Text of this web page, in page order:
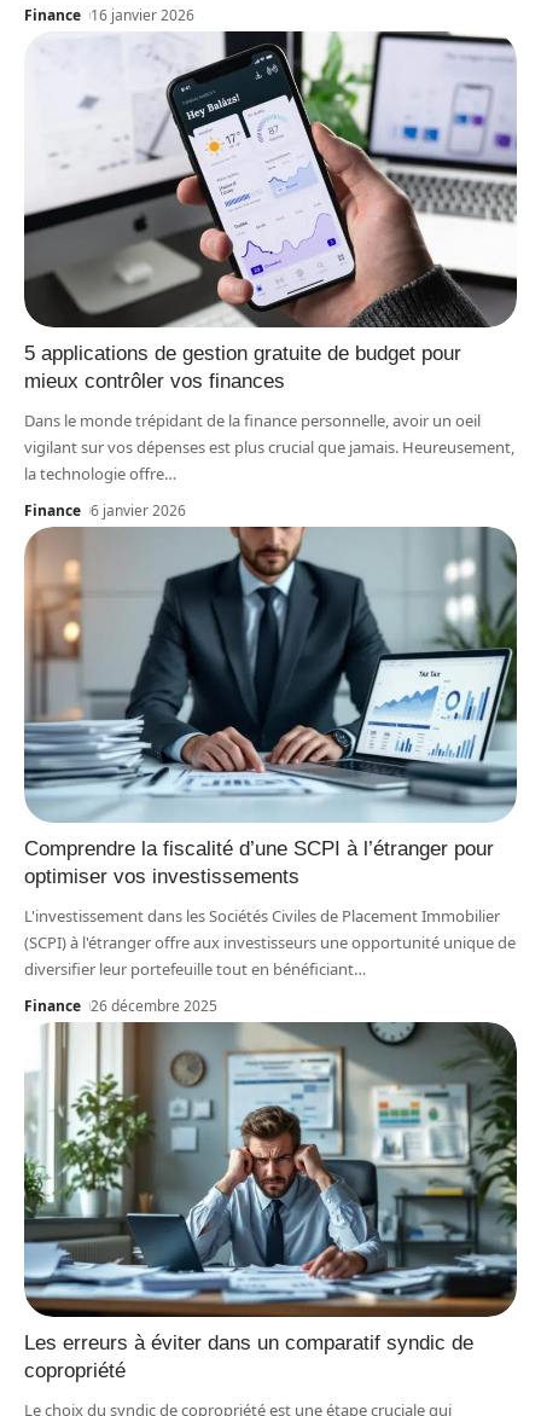
Finance 16 janvier 2026
5 applications de gestion gratuite de budget pour
mieux contrôler vos finances
Dans le monde trépidant de la finance personnelle, avoir un oeil
vigilant sur vos dépenses est plus crucial que jamais. Heureusement,
la technologie offre…
Finance 6 janvier 2026
Comprendre la fiscalité d’une SCPI à l’étranger pour
optimiser vos investissements
L'investissement dans les Sociétés Civiles de Placement Immobilier
(SCPI) à l'étranger offre aux investisseurs une opportunité unique de
diversifier leur portefeuille tout en bénéficiant…
Finance 26 décembre 2025
Les erreurs à éviter dans un comparatif syndic de
copropriété
Le choix du syndic de copropriété est une étape cruciale qui